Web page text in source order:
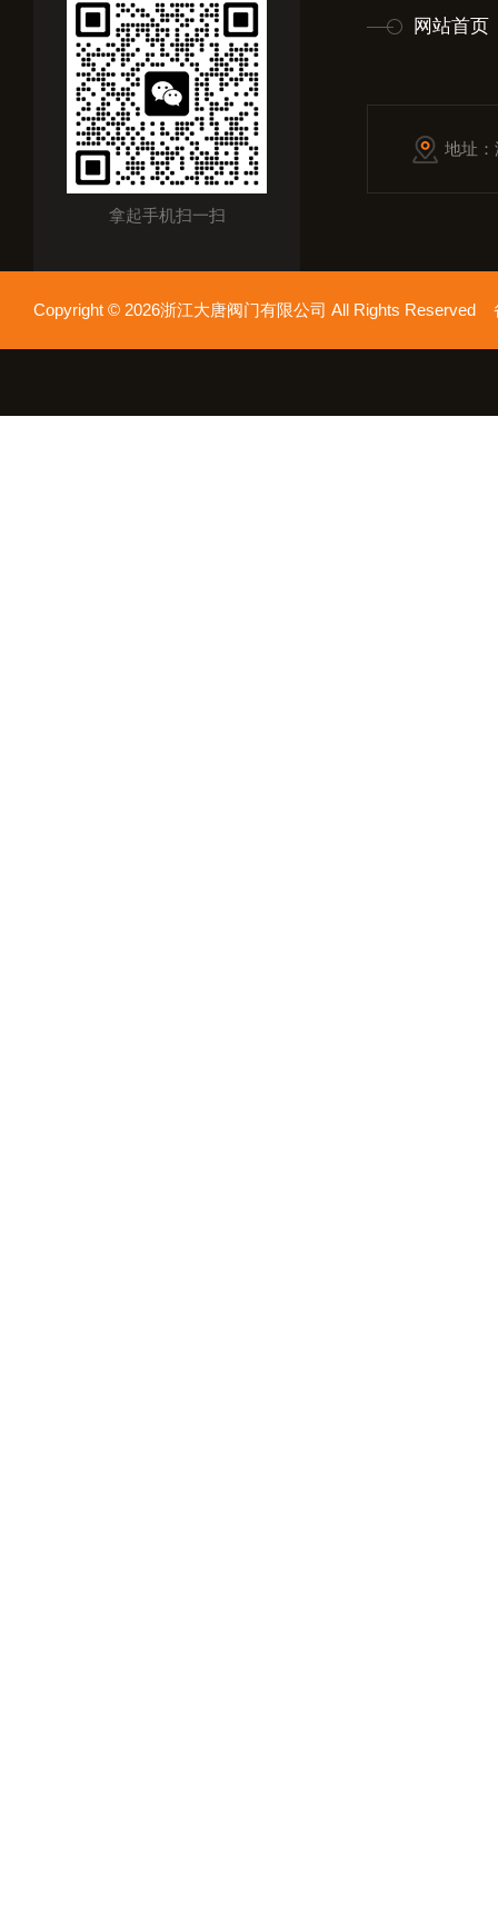
拿起手机扫一扫
网站首页
地址
Copyright © 2026浙江大唐阀门有限公司 All Rights Reserved